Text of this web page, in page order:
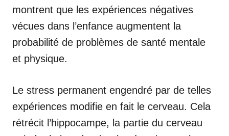
montrent que les expériences négatives
vécues dans l’enfance augmentent la
probabilité de problèmes de santé mentale
et physique.
Le stress permanent engendré par de telles
expériences modifie en fait le cerveau. Cela
rétrécit l’hippocampe, la partie du cerveau